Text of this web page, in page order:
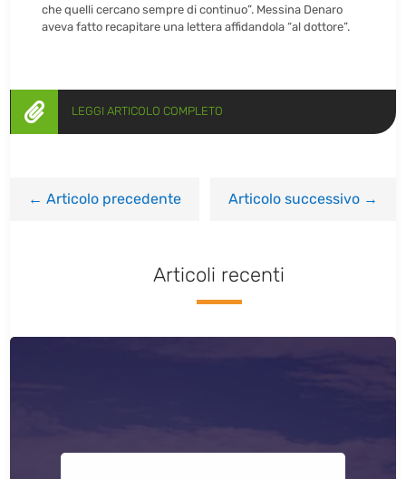
che quelli cercano sempre di continuo”. Messina Denaro
aveva fatto recapitare una lettera affidandola “al dottore”.
 LEGGI ARTICOLO COMPLETO
←Articolo precedente Articolo successivo→
Articoli recenti